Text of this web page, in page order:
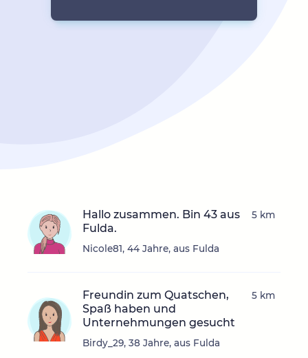
Hallo zusammen. Bin 43 aus
Fulda.
Nicole81, 44 Jahre, aus Fulda
5 km
Freundin zum Quatschen,
Spaß haben und
Unternehmungen gesucht
Birdy_29, 38 Jahre, aus Fulda
5 km